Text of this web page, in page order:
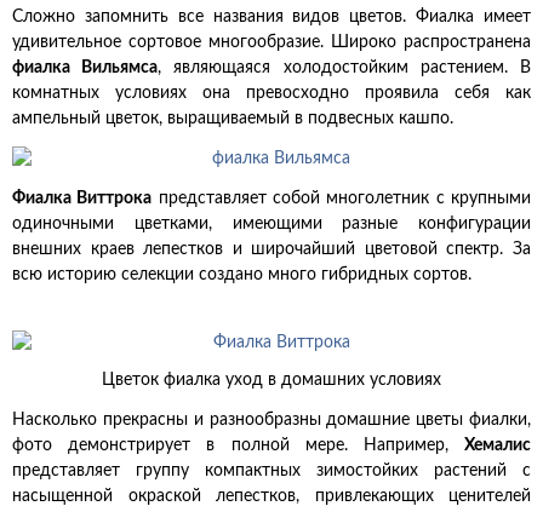
Сложно запомнить все названия видов цветов. Фиалка имеет
удивительное сортовое многообразие. Широко распространена
фиалка Вильямса, являющаяся холодостойким растением. В
комнатных условиях она превосходно проявила себя как
ампельный цветок, выращиваемый в подвесных кашпо.
Фиалка Виттрока представляет собой многолетник с крупными
одиночными цветками, имеющими разные конфигурации
внешних краев лепестков и широчайший цветовой спектр. За
всю историю селекции создано много гибридных сортов.
Цветок фиалка уход в домашних условиях
Насколько прекрасны и разнообразны домашние цветы фиалки,
фото демонстрирует в полной мере. Например, Хемалис
представляет группу компактных зимостойких растений с
насыщенной окраской лепестков, привлекающих ценителей